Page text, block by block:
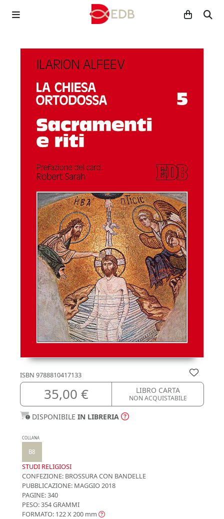
ISBN 9788810417133
35,00 € LIBRO CARTA
NON ACQUISTABILE
DISPONIBILE IN LIBRERIA
COLLANA
B8
STUDI RELIGIOSI
CONFEZIONE: BROSSURA CON BANDELLE
PUBBLICAZIONE: MAGGIO 2018
PAGINE: 340
PESO: 354 GRAMMI
FORMATO: 122 X 200 mm